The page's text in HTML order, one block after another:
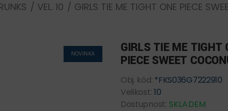
/ VEL. 10 / GIRLS TIE ME TIGHT ONE PIECE
NOVINKA
GIRLS TIE ME TIGHT
PIECE SWEET
Obj. kód: *FKS036G7222910
Velikost:10
Dostupnost: SKLADEM